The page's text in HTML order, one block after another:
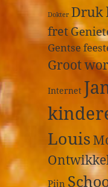
Dokter Druk
fret
Gentse
Groot
Internet
Louis
Pijn